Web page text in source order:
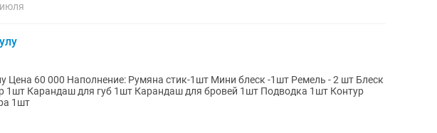
Цена 60 000 Наполнение: Румяна стик-1шт Мини блеск -1шт Ремель - 2 шт Блеск
1шт Карандаш для губ 1шт Карандаш для бровей 1шт Подводка 1шт Контур
1шт